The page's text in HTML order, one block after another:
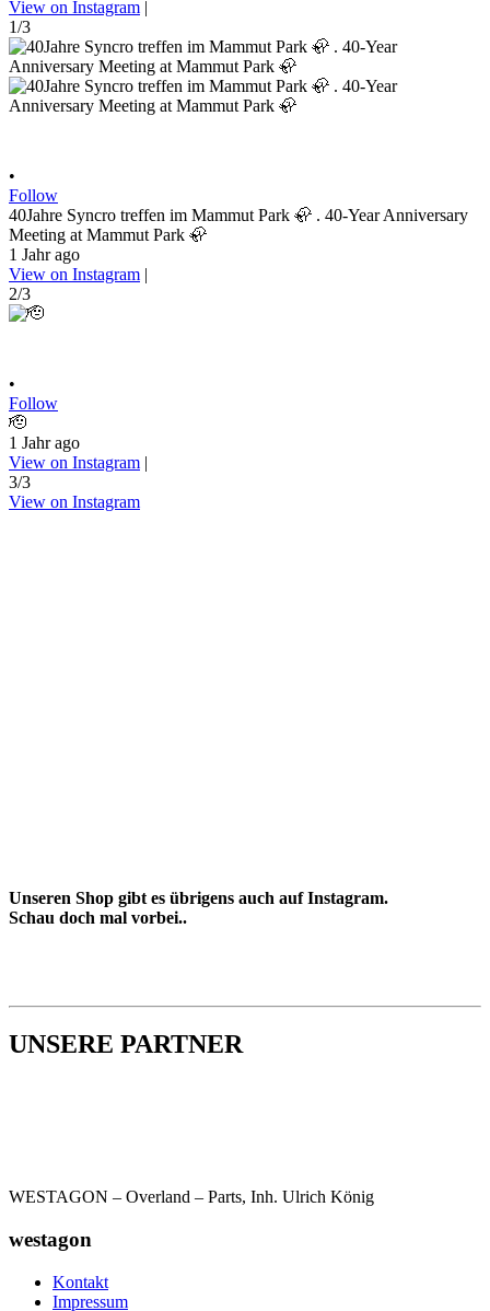
View on Instagram |
1/3
•
Follow
40Jahre Syncro treffen im Mammut Park 🦣 . 40-Year Anniversary
Meeting at Mammut Park 🦣
1 Jahr ago
View on Instagram |
2/3
•
Follow
🫡
1 Jahr ago
View on Instagram |
3/3
View on Instagram
Unseren Shop gibt es übrigens auch auf Instagram.
Schau doch mal vorbei..
UNSERE PARTNER
WESTAGON – Overland – Parts, Inh. Ulrich König
westagon
Kontakt
Impressum